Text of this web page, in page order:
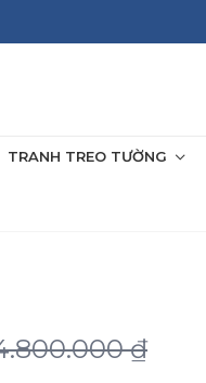
TRANH TREO TƯỜNG
₫